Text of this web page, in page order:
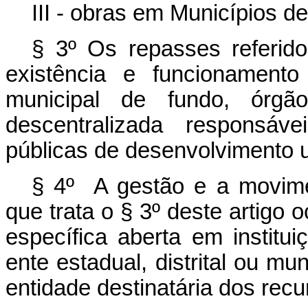
III - obras em Municípios
§ 3º Os repasses
existência e
municipal de fundo,
descentralizada
públicas de desenvolvimento
§ 4º A gestão e a
que trata o § 3º deste artigo
específica aberta em
ente estadual, distrital ou
entidade destinatária dos